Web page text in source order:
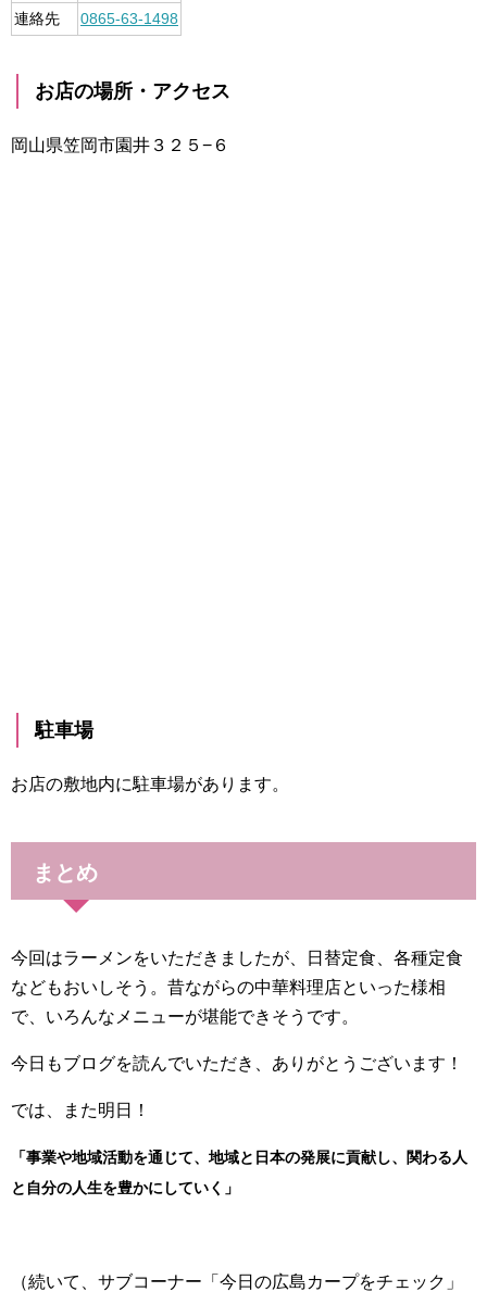
連絡先 0865-63-1498
お店の場所・アクセス
岡山県笠岡市園井３２５−６
駐車場
お店の敷地内に駐車場があります。
まとめ
今回はラーメンをいただきましたが、日替定食、各種定食
などもおいしそう。昔ながらの中華料理店といった様相
で、いろんなメニューが堪能できそうです。
今日もブログを読んでいただき、ありがとうございます！
では、また明日！
「事業や地域活動を通じて、地域と日本の発展に貢献し、関わる人
と自分の人生を豊かにしていく」
（続いて、サブコーナー「今日の広島カープをチェック」